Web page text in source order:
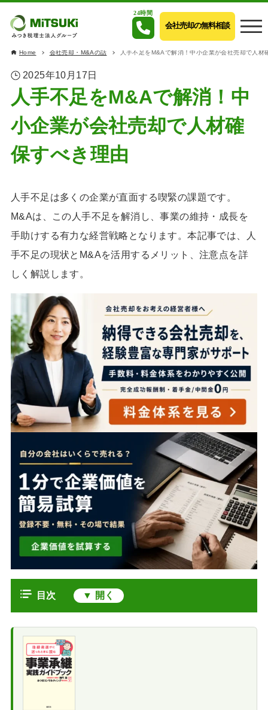
24時間
会社売却の無料相談
Home 会社売却・M&Aの話 人手不足をM&Aで解消！中小企業が会社売却で人材
2025年10月17日
人手不足をM&Aで解消！中
小企業が会社売却で人材確
保すべき理由
人手不足は多くの企業が直面する喫緊の課題です。
M&Aは、この人手不足を解消し、事業の維持・成長を
手助けする有力な経営戦略となります。本記事では、人
手不足の現状とM&Aを活用するメリット、注意点を詳
しく解説します。
目次
人手不足解消に向けた対策
中小企業こそM&Aを検討すべき理由
みつきコンサルティングがM&A仲介